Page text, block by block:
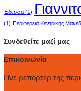
Έδεσσα (1)
(1) Περιφέρεια Κεντρικής
Συνδεθείτε μαζί μας
Επικοινωνία
Γίνε ρεπόρτερ της